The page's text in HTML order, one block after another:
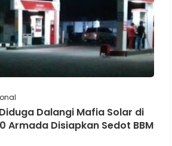
Dalangi Mafia Solar di
Armada Disiapkan Sedot BBM